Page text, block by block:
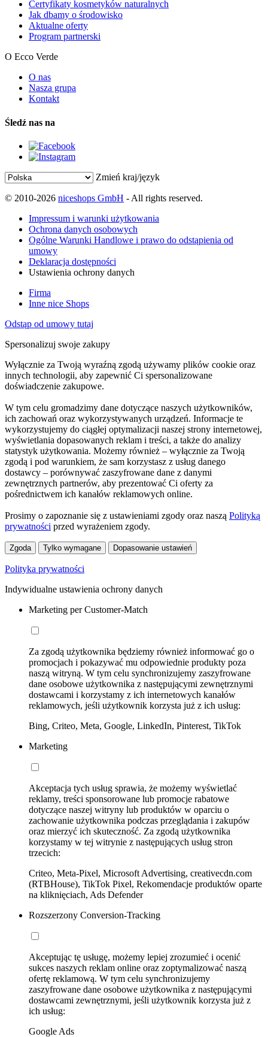
Certyfikaty kosmetyków naturalnych
Jak dbamy o środowisko
Aktualne oferty
Program partnerski
O Ecco Verde
O nas
Nasza grupa
Kontakt
Śledź nas na
Zmień kraj/język
© 2010-2026 niceshops GmbH - All rights reserved.
Impressum i warunki użytkowania
Ochrona danych osobowych
Ogólne Warunki Handlowe i prawo do odstąpienia od
umowy
Deklaracja dostępności
Ustawienia ochrony danych
Firma
Inne nice Shops
Odstąp od umowy tutaj
Spersonalizuj swoje zakupy
Wyłącznie za Twoją wyraźną zgodą używamy plików cookie oraz
innych technologii, aby zapewnić Ci spersonalizowane
doświadczenie zakupowe.
W tym celu gromadzimy dane dotyczące naszych użytkowników,
ich zachowań oraz wykorzystywanych urządzeń. Informacje te
wykorzystujemy do ciągłej optymalizacji naszej strony internetowej,
wyświetlania dopasowanych reklam i treści, a także do analizy
statystyk użytkowania. Możemy również – wyłącznie za Twoją
zgodą i pod warunkiem, że sam korzystasz z usług danego
dostawcy – porównywać zaszyfrowane dane z danymi
zewnętrznych partnerów, aby prezentować Ci oferty za
pośrednictwem ich kanałów reklamowych online.
Prosimy o zapoznanie się z ustawieniami zgody oraz naszą Polityką
prywatności przed wyrażeniem zgody.
Zgoda Tylko wymagane Dopasowanie ustawień
Polityka prywatności
Indywidualne ustawienia ochrony danych
Marketing per Customer-Match
Za zgodą użytkownika będziemy również informować go o
promocjach i pokazywać mu odpowiednie produkty poza
naszą witryną. W tym celu synchronizujemy zaszyfrowane
dane osobowe użytkownika z następującymi zewnętrznymi
dostawcami i korzystamy z ich internetowych kanałów
reklamowych, jeśli użytkownik korzysta już z ich usług:
Bing, Criteo, Meta, Google, LinkedIn, Pinterest, TikTok
Marketing
Akceptacja tych usług sprawia, że możemy wyświetlać
reklamy, treści sponsorowane lub promocje rabatowe
dotyczące naszej witryny lub produktów w oparciu o
zachowanie użytkownika podczas przeglądania i zakupów
oraz mierzyć ich skuteczność. Za zgodą użytkownika
korzystamy w tej witrynie z następujących usług stron
trzecich:
Criteo, Meta-Pixel, Microsoft Advertising, creativecdn.com
(RTBHouse), TikTok Pixel, Rekomendacje produktów oparte
na kliknięciach, Ads Defender
Rozszerzony Conversion-Tracking
Akceptując tę usługę, możemy lepiej zrozumieć i ocenić
sukces naszych reklam online oraz zoptymalizować naszą
ofertę reklamową. W tym celu synchronizujemy
zaszyfrowane dane osobowe użytkownika z następującymi
dostawcami zewnętrznymi, jeśli użytkownik korzysta już z
ich usług:
Google Ads